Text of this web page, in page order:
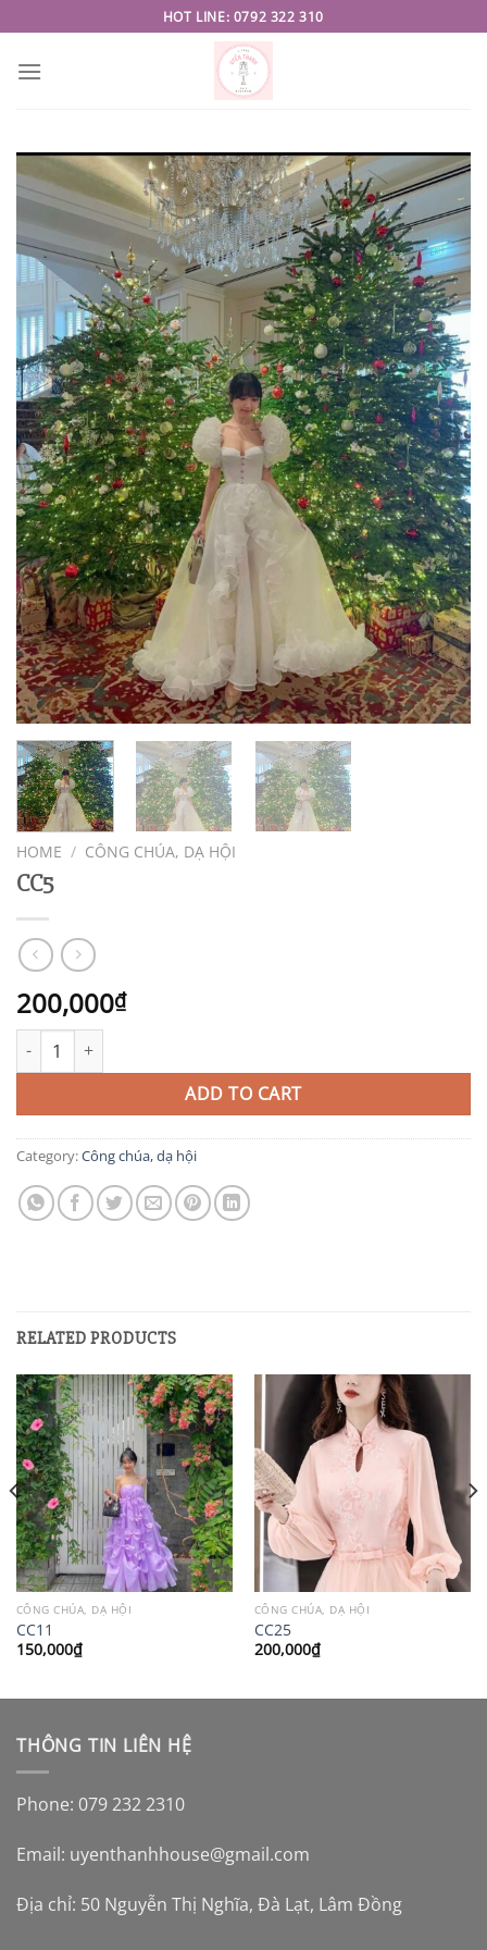
to
content
HOT LINE: 0792 322 310
HOME / CÔNG CHÚA, DẠ HỘI
CC5
200,000₫
CC5 quantity
ADD TO CART
Category:Công chúa, dạ hội
RELATED PRODUCTS
CÔNG CHÚA, DẠ HỘI
CC11
150,000₫
CÔNG CHÚA, DẠ HỘI
CC25
200,000₫
THÔNG TIN LIÊN HỆ
Phone: 079 232 2310
Email: uyenthanhhouse@gmail.com
Địa chỉ: 50 Nguyễn Thị Nghĩa, Đà Lạt, Lâm Đồng